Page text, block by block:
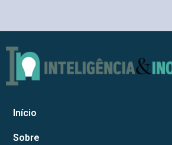
Início
Sobre